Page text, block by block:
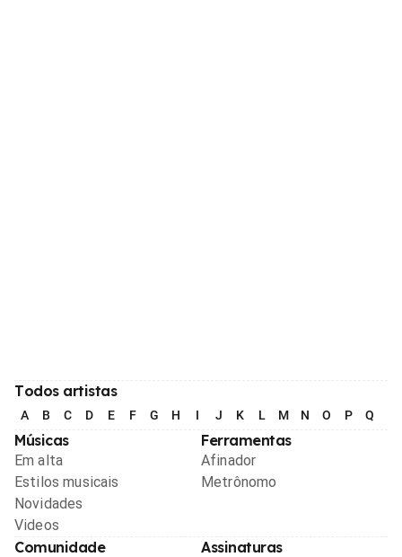
Todos artistas
A B C D E F G H I J K L M N O P Q
Músicas
Em alta
Estilos musicais
Novidades
Videos
Ferramentas
Afinador
Metrônomo
Comunidade Assinaturas